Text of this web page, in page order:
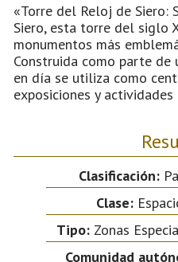
«Torre del Reloj de Siero:
Siero, esta torre del siglo
monumentos más
Construida como parte
en día se utiliza como
exposiciones y
Clasificación:
Clase:
Tipo: Zonas
Comunidad